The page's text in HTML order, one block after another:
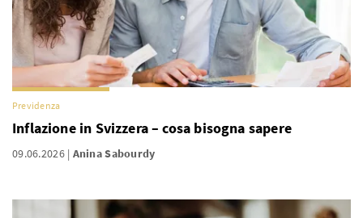
Previdenza
Inflazione in Svizzera – cosa bisogna sapere
09.06.2026 Anina Sabourdy